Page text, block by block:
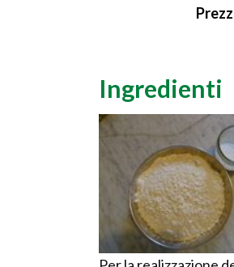
Ingredienti